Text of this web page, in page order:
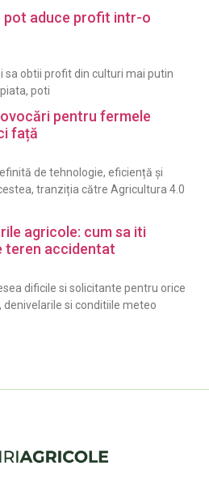
pot aduce profit intr-o
sa obtii profit din culturi mai putin
poti
pentru fermele
față
de tehnologie, eficiență și
tranziția către Agricultura 4.0
agricole: cum sa iti
teren accidentat
dificile si solicitante pentru orice
si conditiile meteo